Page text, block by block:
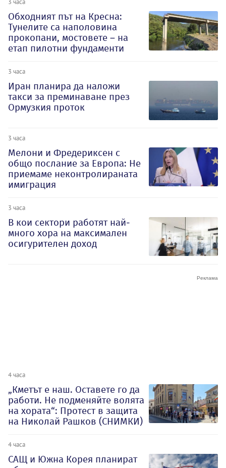
3 часа
Обходният път на Кресна:
Тунелите са наполовина
прокопани, мостовете – на
етап пилотни фундаменти
3 часа
Иран планира да наложи
такси за преминаване през
Ормузкия проток
3 часа
Мелони и Фредериксен с
общо послание за Европа: Не
приемаме неконтролираната
имиграция
3 часа
В кои сектори работят най-
много хора на максимален
осигурителен доход
4 часа
„Кметът е наш. Оставете го да
работи. Не подменяйте волята
на хората“: Протест в защита
на Николай Рашков (СНИМКИ)
4 часа
САЩ и Южна Корея планират